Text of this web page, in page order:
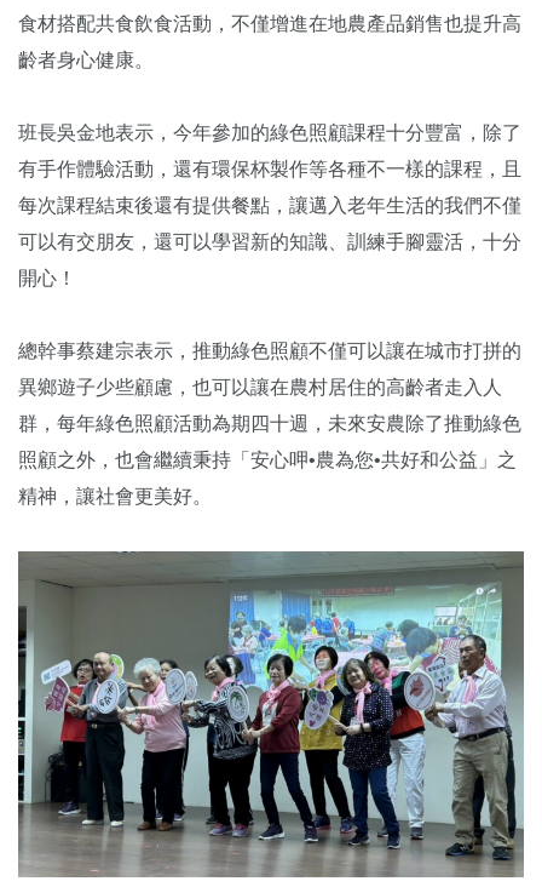
食材搭配共食飲食活動，不僅增進在地農產品銷售也提升高
齡者身心健康。
班長吳金地表示，今年參加的綠色照顧課程十分豐富，除了
有手作體驗活動，還有環保杯製作等各種不一樣的課程，且
每次課程結束後還有提供餐點，讓邁入老年生活的我們不僅
可以有交朋友，還可以學習新的知識、訓練手腳靈活，十分
開心！
總幹事蔡建宗表示，推動綠色照顧不僅可以讓在城市打拼的
異鄉遊子少些顧慮，也可以讓在農村居住的高齡者走入人
群，每年綠色照顧活動為期四十週，未來安農除了推動綠色
照顧之外，也會繼續秉持「安心呷•農為您•共好和公益」之
精神，讓社會更美好。